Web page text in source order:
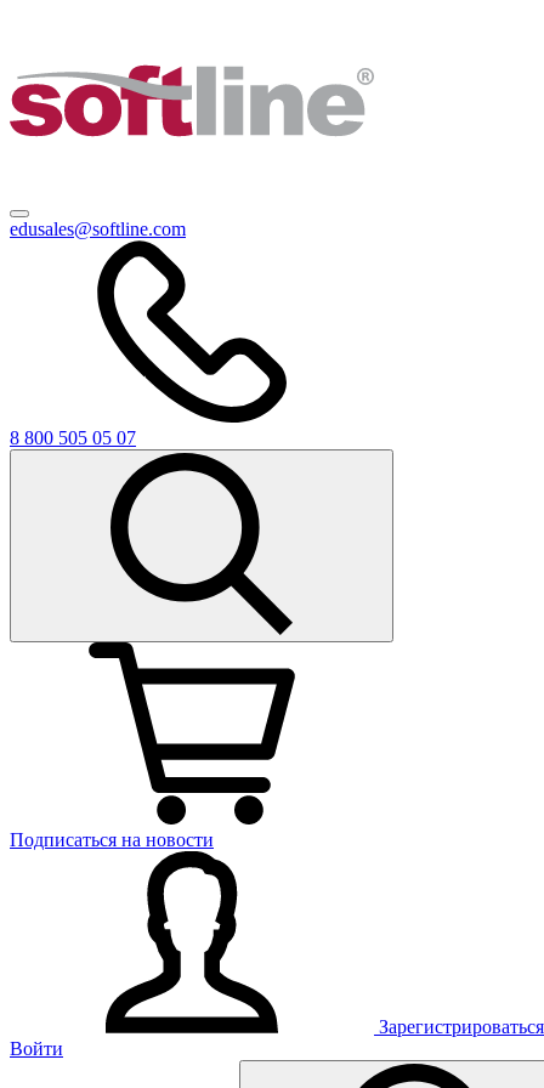
edusales@softline.com
8 800 505 05 07
Подписаться на новости
Зарегистрироваться
Войти